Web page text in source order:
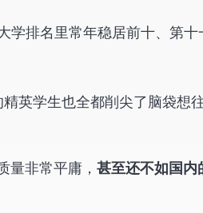
排名里常年稳居前十、第十
英学生也全都削尖了脑袋想
非常平庸， 甚至还不如国内